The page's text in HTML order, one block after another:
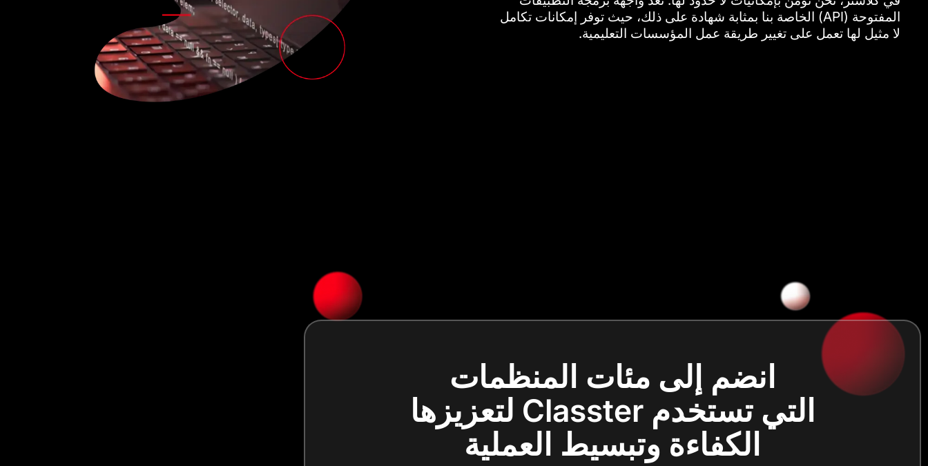
المفتوحة (API) الخاصة بنا بمثابة شهادة على ذلك، حيث توفر إمكانات تكامل
لا مثيل لها تعمل على تغيير طريقة عمل المؤسسات التعليمية.
انضم إلى مئات المنظمات
التي تستخدم Classter لتعزيزها
الكفاءة وتبسيط العملية